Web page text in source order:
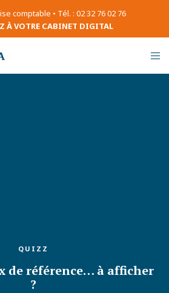
comptable • Tél. : 02 32 76 02 76
À VOTRE CABINET DIGITAL
QUIZZ
de référence… à afficher
?